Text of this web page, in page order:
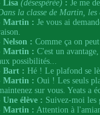
Lisa (désespérée) : Je me
la classe de Martin, les
Martin : Je vous ai
Nelson : Comme ça on
Martin : C'est un
possibilités...
Bart : Hé ! Le plafond se
Martin : Oui ! Les seuls
sur vous. Yeats a
Une élève : Suivez-moi les
Martin : Attention à